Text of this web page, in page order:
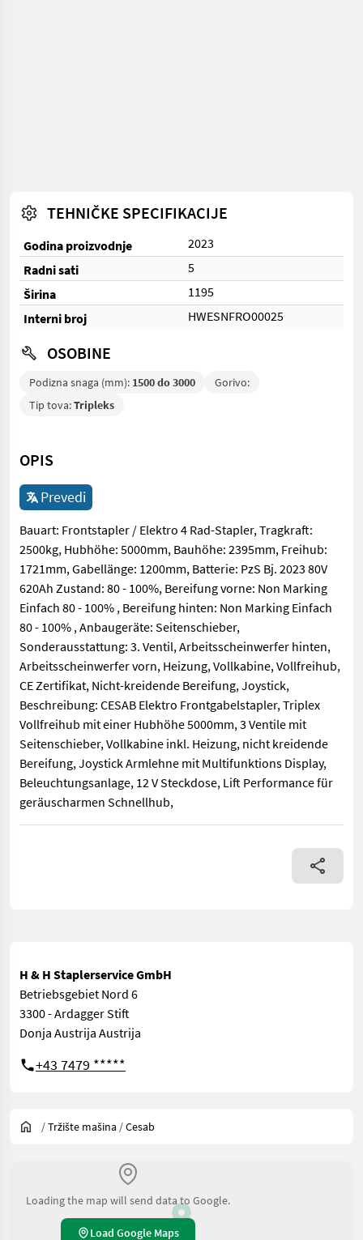
TEHNIČKE SPECIFIKACIJE
Godina proizvodnje
2023
Radni sati
5
Širina
1195
Interni broj
HWESNFRO00025
OSOBINE
Podizna snaga (mm): 1500 do 3000
Gorivo:
Tip tova:Tripleks
OPIS
Prevedi
Bauart: Frontstapler / Elektro 4 Rad-Stapler, Tragkraft:
2500kg, Hubhöhe: 5000mm, Bauhöhe: 2395mm, Freihub:
1721mm, Gabellänge: 1200mm, Batterie: PzS Bj. 2023 80V
620Ah Zustand: 80 - 100%, Bereifung vorne: Non Marking
Einfach 80 - 100% , Bereifung hinten: Non Marking Einfach
80 - 100% , Anbaugeräte: Seitenschieber,
Sonderausstattung: 3. Ventil, Arbeitsscheinwerfer hinten,
Arbeitsscheinwerfer vorn, Heizung, Vollkabine, Vollfreihub,
CE Zertifikat, Nicht-kreidende Bereifung, Joystick,
Beschreibung: CESAB Elektro Frontgabelstapler, Triplex
Vollfreihub mit einer Hubhöhe 5000mm, 3 Ventile mit
Seitenschieber, Vollkabine inkl. Heizung, nicht kreidende
Bereifung, Joystick Armlehne mit Multifunktions Display,
Beleuchtungsanlage, 12 V Steckdose, Lift Performance für
geräuscharmen Schnellhub,
Bauart: Frontstapler / Elektro 4 Rad-Stapler, Tragkraft:
H & H Staplerservice GmbH
Betriebsgebiet Nord 6
3300 - Ardagger Stift
Donja Austrija Austrija
+43 7479 *****
/Tržište mašina /Cesab
Loading the map will send data to Google.
Load Google Maps